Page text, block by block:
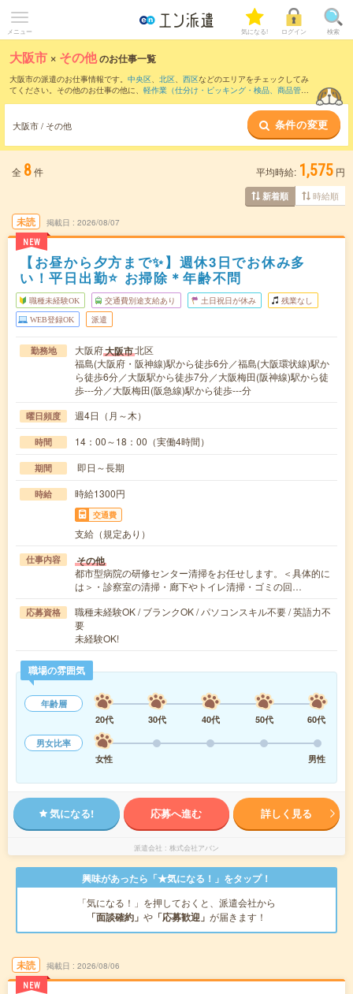
メニュー 気になる! ログイン 検索
大阪市 × その他のお仕事一覧
大阪市の派遣のお仕事情報です。 中央区、 北区、 西区などのエリアをチェックしてみ
てください。その他のお仕事の他に、 軽作業（仕分け・ピッキング・検品、商品管
などのこだわり条件で絞り込んでいただけま
す。
大阪市 / その他 条件の変更
全 8件 平均時給: 1,575 円
新着順 時給順
未読
NEW
掲載日 2026/08/07
【お昼から夕方まで✨】週休3日でお休み多
い！平日出勤⭐ お掃除＊年齢不問
職種未経験OK 交通費別途支給あり 土日祝日が休み 残業なし
WEB登録OK 派遣
勤務地 大阪府大阪市北区
福島(大阪府・阪神線)駅から徒歩6分／福島(大阪環状線)駅か
ら徒歩6分／大阪駅から徒歩7分／大阪梅田(阪神線)駅から徒
歩---分／大阪梅田(阪急線)駅から徒歩---分
曜日頻度 週4日（月～木）
時間 14：00～18：00（実働4時間）
期間 即日～長期
時給 時給1300円
交通費
支給（規定あり）
仕事内容 その他
都市型病院の研修センター清掃をお任せします。＜具体的に
は＞・診察室の清掃・廊下やトイレ清掃・ゴミの回…
応募資格
職種未経験OK / ブランクOK / パソコンスキル不要 / 英語力不
要
未経験OK!
職場の雰囲気
年齢層
20代
30代 40代 50代
60代
男女比率
女性
男性
気になる! 応募へ進む 詳しく見る
派遣会社 株式会社アバン
興味があったら「★気になる！」をタップ！
「気になる！」を押しておくと、派遣会社から
「面談確約」 や 「応募歓迎」 が届きます！
未読
NEW
掲載日 2026/08/06